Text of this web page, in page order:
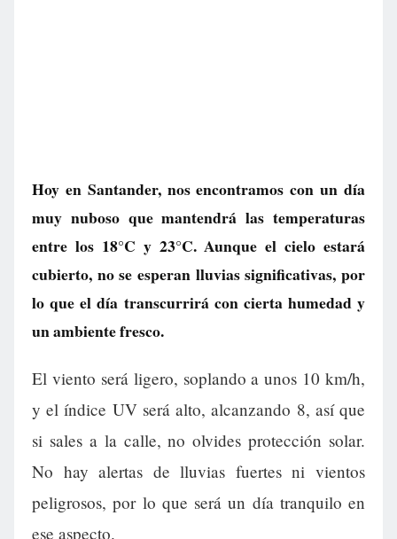
Hoy en Santander, nos encontramos con un día
muy nuboso que mantendrá las temperaturas
entre los 18°C y 23°C. Aunque el cielo estará
cubierto, no se esperan lluvias significativas, por
lo que el día transcurrirá con cierta humedad y
un ambiente fresco.
El viento será ligero, soplando a unos 10 km/h,
y el índice UV será alto, alcanzando 8, así que
si sales a la calle, no olvides protección solar.
No hay alertas de lluvias fuertes ni vientos
peligrosos, por lo que será un día tranquilo en
ese aspecto.